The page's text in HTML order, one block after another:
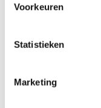
Voorkeuren
Statistieken
Marketing